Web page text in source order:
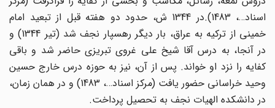
اسناد…، 1483).در 1344 ش، حدود دو هفته قبل از تبعید امام
خمینی از ترکیه به عراق، بار دیگر رهسپار نجف شد (تیر 1344) و
در آنجا، به درس آقا شیخ علی غروی تبریزی حاضر شد و باقی
کفایه را نزد او خواند. پس از آن، نیز به حوزه درس خارج حسین
وحید خراسانی حضور یافت (مرکز اسناد…، 1483) و در همان زمان،
در دانشکده الهیات نجف به تحصیل پرداخت.